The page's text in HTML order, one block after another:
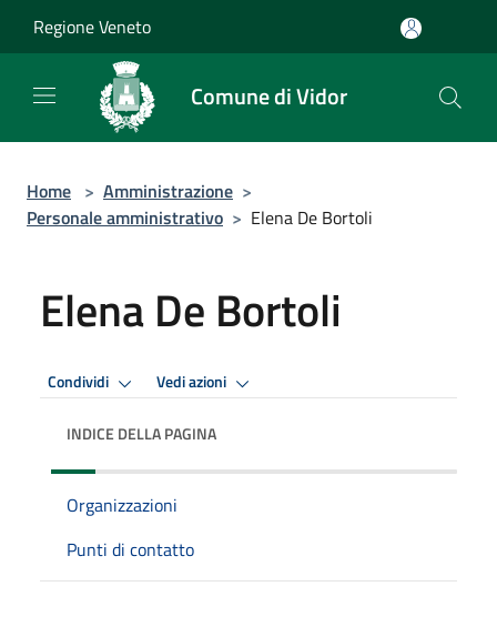
Regione Veneto
Comune di Vidor
Home > Amministrazione >
Personale amministrativo > Elena De Bortoli
Elena De Bortoli
Condividi Vedi azioni
INDICE DELLA PAGINA
Organizzazioni
Punti di contatto